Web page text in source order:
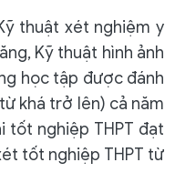
thuật xét nghiệm y
Kỹ thuật hình ảnh
học tập được đánh
khá trở lên) cả năm
tốt nghiệp THPT đạt
tốt nghiệp THPT từ